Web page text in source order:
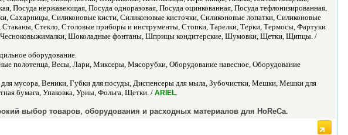
Посуда нержавеющая, Посуда одноразовая, Посуда оцинкованная, Посуда тефлонизированная,
Сахарницы, Силиконовые кисти, Силиконовые кисточки, Силиконовые лопатки, Силиконовые
Стекло, Столовые приборы и инструменты, Стопки, Тарелки, Терки, Термосы, Фартуки
Шоколадные фонтаны, Шприцы кондитерские, Шумовки, Щетки, Щипцы. /
оборудование.
полотенца, Весы, Лари, Миксеры, Мясорубки, Оборудование навесное, Оборудование
мусора, Веники, Губки для посуды, Диспенсеры для мыла, Зубочистки, Мешки, Мешки для
бумага, Упаковка, Урны, Фольга, Щетки. / ARIEL.
выбор товаров, оборудования и расходных материалов для HoReCa.